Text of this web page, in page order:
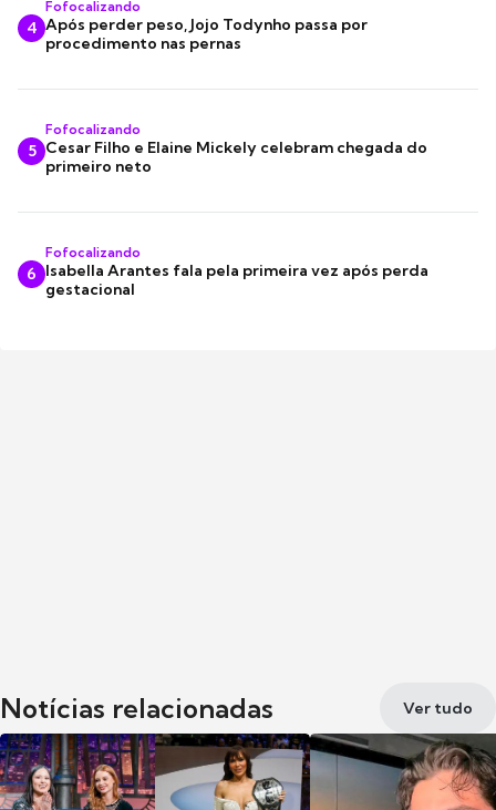
4
Fofocalizando
Após perder peso, Jojo Todynho passa por
procedimento nas pernas
5
Fofocalizando
Cesar Filho e Elaine Mickely celebram chegada do
primeiro neto
6
Fofocalizando
Isabella Arantes fala pela primeira vez após perda
gestacional
Notícias relacionadas Ver tudo